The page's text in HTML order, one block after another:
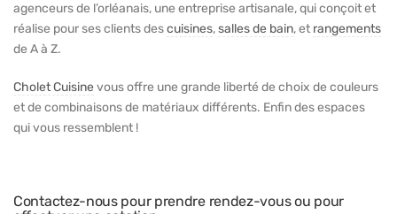
agenceurs de l’orléanais, une entreprise artisanale, qui conçoit et
réalise pour ses clients descuisines,salles de bain, et rangements
de A à Z.
Cholet Cuisine vous offre une grande liberté de choix de couleurs
et de combinaisons de matériaux différents. Enfin des espaces
qui vous ressemblent !
Contactez-nous pour prendre rendez-vous ou pour